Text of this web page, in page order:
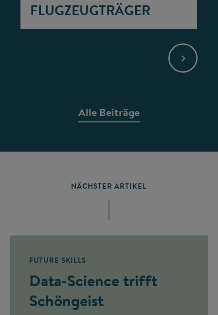
FLUGZEUGTRÄGER
Alle Beiträge
NÄCHSTER ARTIKEL
FUTURE SKILLS
Data-Science trifft
Schöngeist